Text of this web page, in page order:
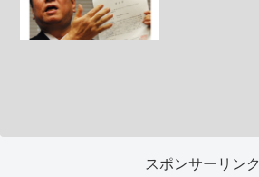
スポンサーリンク